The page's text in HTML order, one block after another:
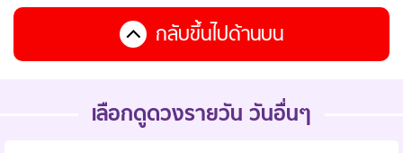
กลับขึ้นไปด้านบน
เลือกดูดวงรายวัน วันอื่นๆ